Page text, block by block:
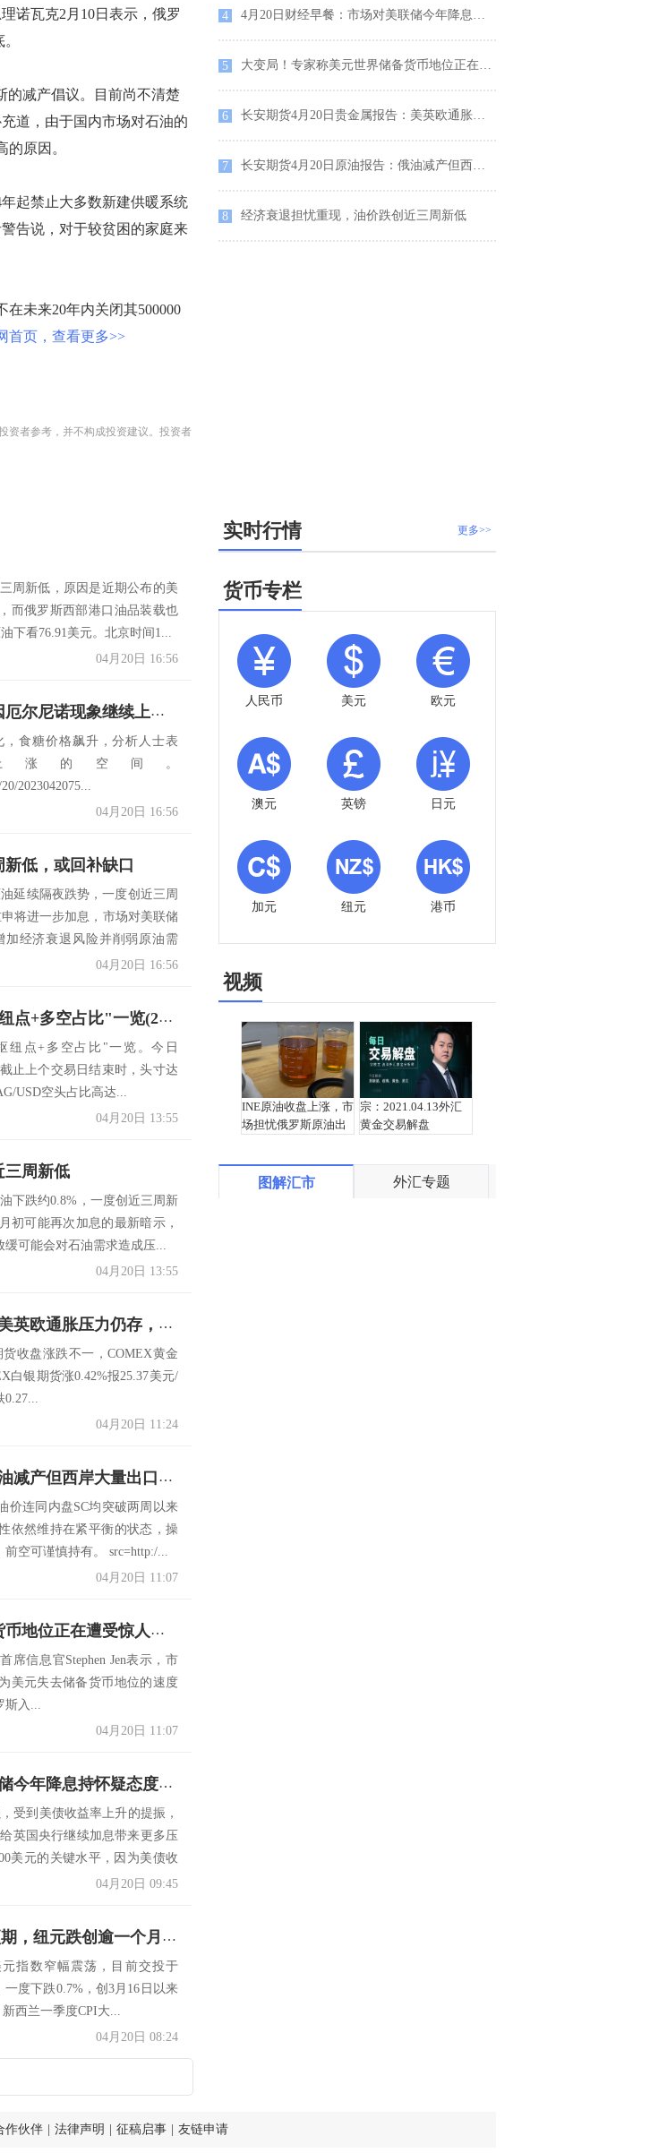
诺瓦克2月10日表示，俄罗
减产倡议。目前尚不清楚
道，由于国内市场对石油的
原因。
起禁止大多数新建供暖系统
告说，对于较贫困的家庭来
未来20年内关闭其500000
首页，查看更多>>
资者参考，并不构成投资建议。投资者
周新低，原因是近期公布的美
而俄罗斯西部港口油品装载也
下看76.91美元。北京时间1...
04月20日 16:56
糖价飙升至11年来的最高，或因厄尔尼诺现象继续上涨！
食糖价格飙升，分析人士表
涨的空间。
2023042075...
04月20日 16:56
低，或回补缺口
延续隔夜跌势，一度创近三周
将进一步加息，市场对美联储
经济衰退风险并削弱原油需
04月20日 16:56
一张图：黄金原油外汇股指"枢纽点+多空占比"一览(2023/04/20周四)
点+多空占比"一览。今日
止上个交易日结束时，头寸达
USD空头占比高达...
04月20日 13:55
三周新低
下跌约0.8%，一度创近三周新
初可能再次加息的最新暗示，
可能会对石油需求造成压...
04月20日 13:55
长安期货4月20日贵金属报告：美英欧通胀压力仍存，贵金属近月合约或承压运行
收盘涨跌不一，COMEX黄金
白银期货涨0.42%报25.37美元/
0.27...
04月20日 11:24
长安期货4月20日原油报告：俄油减产但西岸大量出口，携手美国加息预期压制油价
连同内盘SC均突破两周以来
依然维持在紧平衡的状态，操
空可谨慎持有。 src=http:/...
04月20日 11:07
大变局！专家称美元世界储备货币地位正在遭受惊人的崩溃
席信息官Stephen Jen表示，市
美元失去储备货币地位的速度
斯入...
04月20日 11:07
4月20日财经早餐：市场对美联储今年降息持怀疑态度，金价触及至两周低点
受到美债收益率上升的提振，
英国央行继续加息带来更多压
美元的关键水平，因为美债收
04月20日 09:45
外汇交易提醒：CPI数据不及预期，纽元跌创逾一个月新低，美元欲顶破21日均线阻力
指数窄幅震荡，目前交投于
度下跌0.7%，创3月16日以来
西兰一季度CPI大...
04月20日 08:24
4 4月20日财经早餐：市场对美联储今年降息持怀疑态度，金价触及至两周低点
5 大变局！专家称美元世界储备货币地位正在遭受惊人的崩溃
6 长安期货4月20日贵金属报告：美英欧通胀压力仍存，贵金属近月合约或承压运行
7 长安期货4月20日原油报告：俄油减产但西岸大量出口，携手美国加息预期压制油价
8 经济衰退担忧重现，油价跌创近三周新低
更多>>
实时行情
货币专栏
人民币 美元 欧元
澳元 英镑 日元
加元 纽元 港币
视频
INE原油收盘上涨，市
场担忧俄罗斯原油出
宗：2021.04.13外汇
黄金交易解盘
图解汇市 外汇专题
作伙伴 法律声明 征稿启事 友链申请